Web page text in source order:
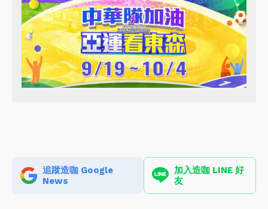
追蹤造咖 Google
News
加入造咖 LINE 好
友